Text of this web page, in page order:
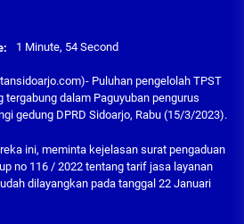
1 Minute, 54 Second
Puluhan pengelolah TPST
tergabung dalam Paguyuban pengurus
gedung DPRD Sidoarjo, Rabu (15/3/2023).
ini, meminta kejelasan surat pengaduan
no 116 / 2022 tentang tarif jasa layanan
dilayangkan pada tanggal 22 Januari